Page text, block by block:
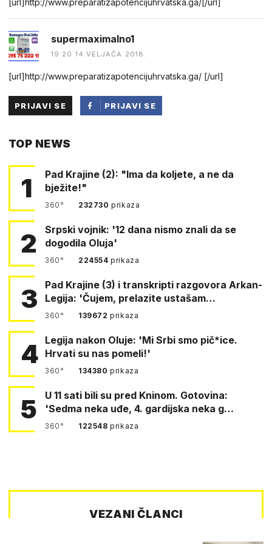
supermaximalno1
19:20 14.VELJAČA 2018.
[url]http://www.preparatizapotencijuhrvatska.ga/ [/url]
PRIJAVI SE
PRIJAVI SE
TOP NEWS
1
Pad Krajine (2): "Ima da koljete, a ne da
bježite!"
360° 232730prikaza
2
Srpski vojnik: '12 dana nismo znali da se
dogodila Oluja'
360° 224554prikaza
3
Pad Krajine (3) i transkripti razgovora Arkan-
Legija: 'Čujem, prelazite ustašam…
360° 139672prikaza
4 Legija nakon Oluje: 'Mi Srbi smo pič*ice.
Hrvati su nas pomeli!'
360° 134380prikaza
5
U 11 sati bili su pred Kninom. Gotovina:
'Sedma neka uđe, 4. gardijska neka g…
360° 122548prikaza
VEZANI ČLANCI